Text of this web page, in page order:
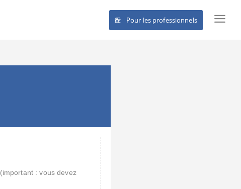
Pour les professionnels
(important : vous devez